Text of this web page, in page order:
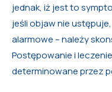
jednak, iż jest to
jeśli objaw nie
alarmowe – należy
Postępowanie i
determinowane przez